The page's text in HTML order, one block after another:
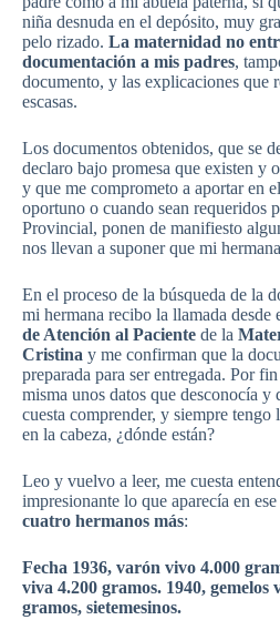
niña desnuda en el depósito, muy
pelo rizado. La maternidad no
documentación a mis padres,
documento, y las explicaciones que
escasas.
Los documentos obtenidos, que se
declaro bajo promesa que existen y
y que me comprometo a aportaren el
oportuno o cuando sean requeridos
Provincial, ponen de manifiesto
nos llevan a suponer que mi hermana
En el proceso de la búsqueda de la
mi hermana recibo la llamada desde
de Atención al Paciente de la
Cristina y me confirman que la
preparada para ser entregada. Porfin
misma unos datos que desconocía y
cuesta comprender, y siempre tengo
en la cabeza, ¿dónde están?
Leo y vuelvo a leer, me cuesta
impresionante lo que aparecía en ese
cuatro hermanos más:
Fecha 1936, varón vivo 4.000
viva 4.200 gramos. 1940, gemelos
gramos, sietemesinos.